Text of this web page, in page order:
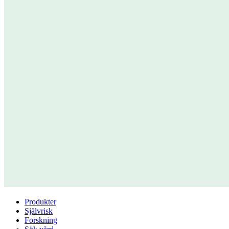
Produkter
Självrisk
Forskning